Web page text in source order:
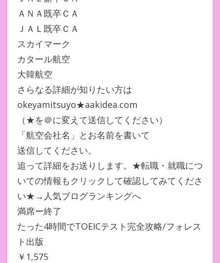
ＡＮＡ既卒ＣＡ
ＪＡＬ既卒ＣＡ
スカイマーク
カタール航空
大韓航空
さらなる詳細が知りたい方は
okeyamitsuyo★aakidea.com
（★を＠に変えて送信してください）
「航空会社名」とお名前を書いて
送信してください。
追って詳細をお送りします。★転職・就職につ
いての情報もクリックして確認してみてくださ
い★→人気ブログランキングへ
満席ー終了
たった4時間でTOEICテスト完全攻略/フォレス
ト出版
￥1,575